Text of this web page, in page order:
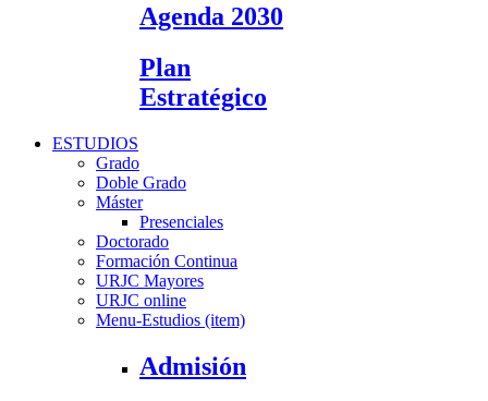
Agenda 2030
Plan
Estratégico
ESTUDIOS
Grado
Doble Grado
Máster
Presenciales
Doctorado
Formación Continua
URJC Mayores
URJC online
Menu-Estudios (item)
Admisión